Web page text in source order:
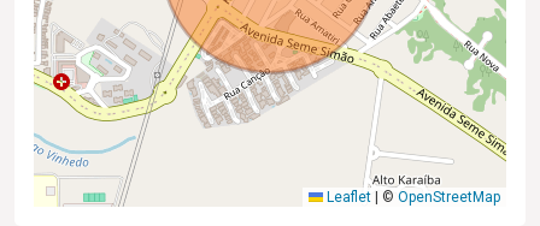
Leaflet | © OpenStreetMap